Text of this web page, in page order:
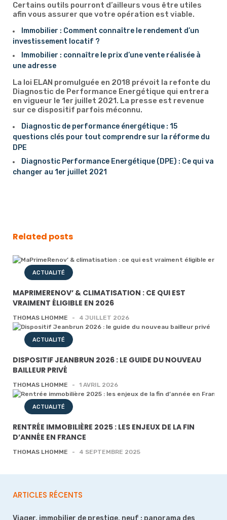
Certains outils pourront d’ailleurs vous être utiles
afin vous assurer que votre opération est viable.
Immobilier : Comment connaître le rendement d’un
investissement locatif ?
Immobilier : connaître le prix d’une vente réalisée à
une adresse
La loi ELAN promulguée en 2018 prévoit la refonte du
Diagnostic de Performance Energétique qui entrera
en vigueur le 1er juillet 2021. La presse est revenue
sur ce dispositif parfois méconnu.
Diagnostic de performance énergétique : 15
questions clés pour tout comprendre sur la réforme du
DPE
Diagnostic Performance Energétique (DPE) : Ce qui va
changer au 1er juillet 2021
Related posts
ACTUALITÉ
MAPRIMERENOV’ & CLIMATISATION : CE QUI EST
VRAIMENT ÉLIGIBLE EN 2026
THOMAS LHOMME - 4 JUILLET 2026
ACTUALITÉ
DISPOSITIF JEANBRUN 2026 : LE GUIDE DU NOUVEAU
BAILLEUR PRIVÉ
THOMAS LHOMME - 1 AVRIL 2026
ACTUALITÉ
RENTRÉE IMMOBILIÈRE 2025 : LES ENJEUX DE LA FIN
D’ANNÉE EN FRANCE
THOMAS LHOMME - 4 SEPTEMBRE 2025
ARTICLES RÉCENTS
Viager, immobilier de prestige, neuf : panorama des